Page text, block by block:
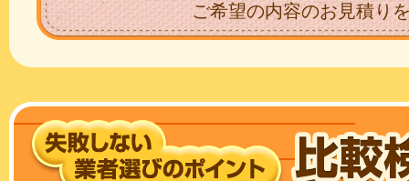
ご希望の内容のお見積り